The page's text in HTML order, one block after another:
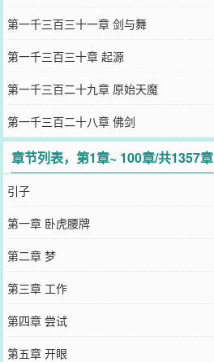
第一千三百三十一章 剑与舞
第一千三百三十章 起源
第一千三百二十九章 原始天魔
第一千三百二十八章 佛剑
章节列表，第1章~ 100章/共1357章
引子
第一章 卧虎腰牌
第二章 梦
第三章 工作
第四章 尝试
第五章 开眼